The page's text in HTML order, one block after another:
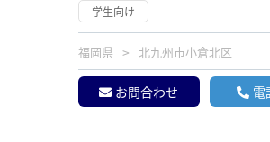
学生向け
福岡県 北九州市小倉北区
お問合わせ 電